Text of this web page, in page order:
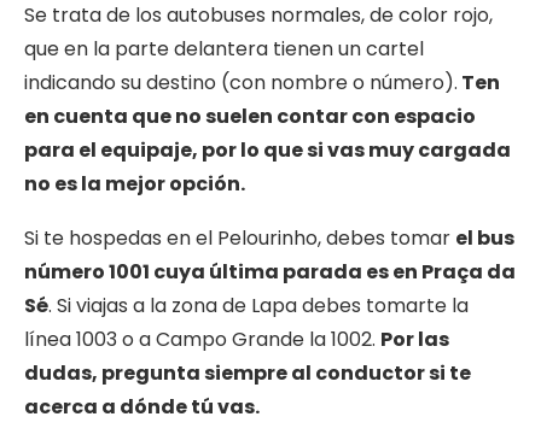
Se trata de los autobuses normales, de color rojo,
que en la parte delantera tienen un cartel
indicando su destino (con nombre o número). Ten
en cuenta que no suelen contar con espacio
para el equipaje, por lo que si vas muy cargada
no es la mejor opción.
Si te hospedas en el Pelourinho, debes tomar el bus
número 1001 cuya última parada es en Praça da
Sé. Si viajas a la zona de Lapa debes tomarte la
línea 1003 o a Campo Grande la 1002. Por las
dudas, pregunta siempre al conductor si te
acerca a dónde tú vas.